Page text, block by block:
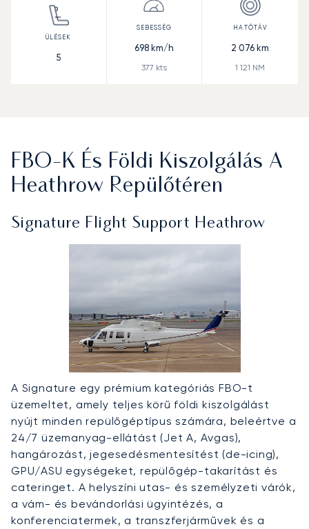
5
698km/h
377 kts
2 076 km
1 121 NM
FBO-K És Földi Kiszolgálás A
Heathrow Repülőtéren
Signature Flight Support Heathrow
A Signature egy prémium kategóriás FBO-t
üzemeltet, amely teljes körű földi kiszolgálást
nyújt minden repülőgéptípus számára, beleértve a
24/7 üzemanyag-ellátást (Jet A, Avgas),
hangározást, jegesedésmentesítést (de-icing),
GPU/ASU egységeket, repülőgép-takarítást és
cateringet. A helyszíni utas- és személyzeti várók,
a vám- és bevándorlási ügyintézés, a
konferenciatermek, a transzferjárművek és a